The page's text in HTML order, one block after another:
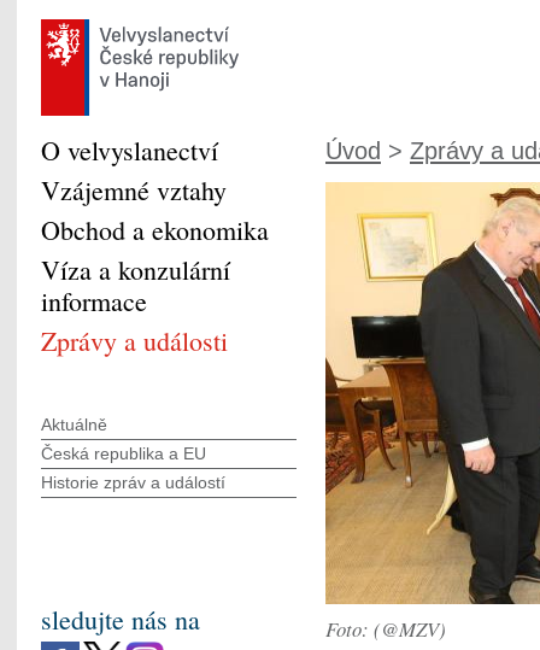
Úvod > Zprávy a
Foto: (@MZV)
O velvyslanectví
Vzájemné vztahy
Obchod a ekonomika
Víza a konzulární
informace
Zprávy a události
Aktuálně
Česká republika a EU
Historie zpráv a událostí
sledujte nás na